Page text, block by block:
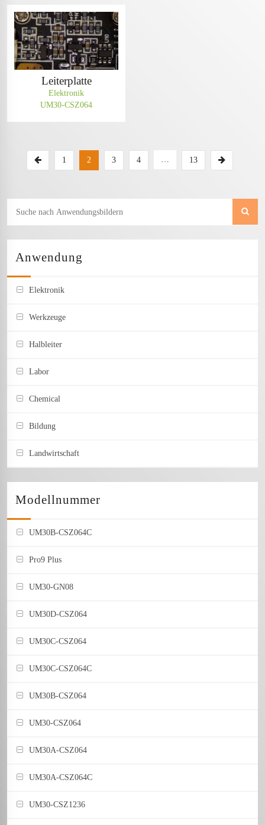
Leiterplatte
Elektronik
UM30-CSZ064
1 2 3 4 … 13
Anwendung
Elektronik
Werkzeuge
Halbleiter
Labor
Chemical
Bildung
Landwirtschaft
Modellnummer
UM30B-CSZ064C
Pro9 Plus
UM30-GN08
UM30D-CSZ064
UM30C-CSZ064
UM30C-CSZ064C
UM30B-CSZ064
UM30-CSZ064
UM30A-CSZ064
UM30A-CSZ064C
UM30-CSZ1236